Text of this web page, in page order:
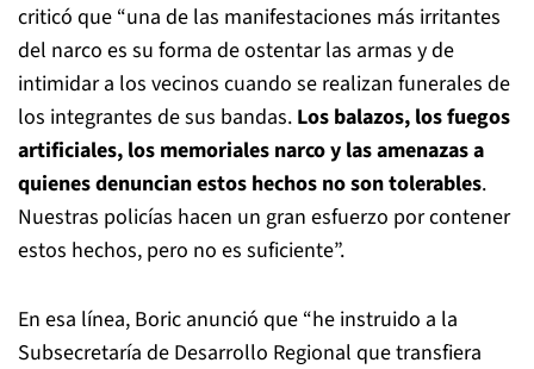
criticó que “una de las manifestaciones más irritantes
del narco es su forma de ostentar las armas y de
intimidar a los vecinos cuando se realizan funerales de
los integrantes de sus bandas. Los balazos, los fuegos
artificiales, los memoriales narco y las amenazas a
quienes denuncian estos hechos no son tolerables.
Nuestras policías hacen un gran esfuerzo por contener
estos hechos, pero no es suficiente”.
En esa línea, Boric anunció que “he instruido a la
Subsecretaría de Desarrollo Regional que transfiera